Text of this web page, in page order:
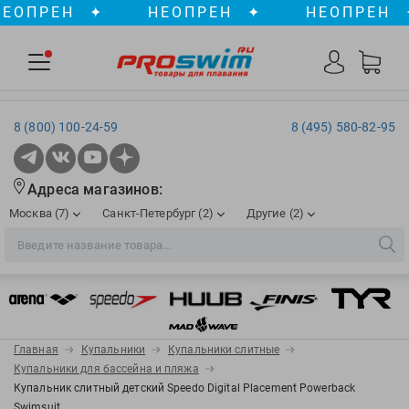
✦ НЕОПРЕН ✦ НЕОПРЕН ✦
8 (495) 580-82-95
8 (800) 100-24-59
Aqua Sphere
AquaFeel
Aqurun
Ergosport
Expand-a-Lung
FOGGIES
Адреса магазинов:
Москва (7)
Рижская
Войковская/Балтийская, ТЦ «Метрополис»
Славянский бульвар, ТЦ «Океания»
Санкт-Петербург (2)
Сенная пл./Садовая , ТЦ «ПИК»
Обводный канал, ТРК «Лиговъ»
Другие (2)
Краснодар
ул. им. Володи Головатого, д. 311
ТЦ «Галерея», 2 этаж
С 10.00 до 22.00
Телефон магазина: 8 (861) 204-20-01
Главная Купальники
Купальники слитные
Купальники для бассейна и пляжа
Купальник слитный детский Speedo Digital Placement Powerback